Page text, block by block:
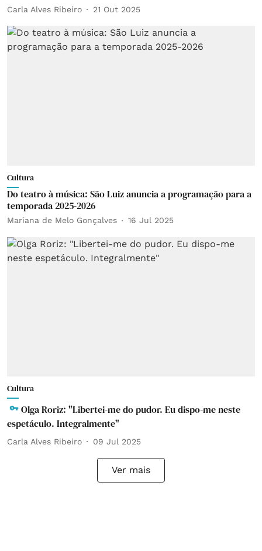
Carla Alves Ribeiro 21 Out 2025
Cultura
Do teatro à música: São Luiz anuncia a programação para a
temporada 2025-2026
Mariana de Melo Gonçalves 16 Jul 2025
Cultura
Olga Roriz: "Libertei-me do pudor. Eu dispo-me neste
espetáculo. Integralmente"
Carla Alves Ribeiro 09 Jul 2025
Ver mais